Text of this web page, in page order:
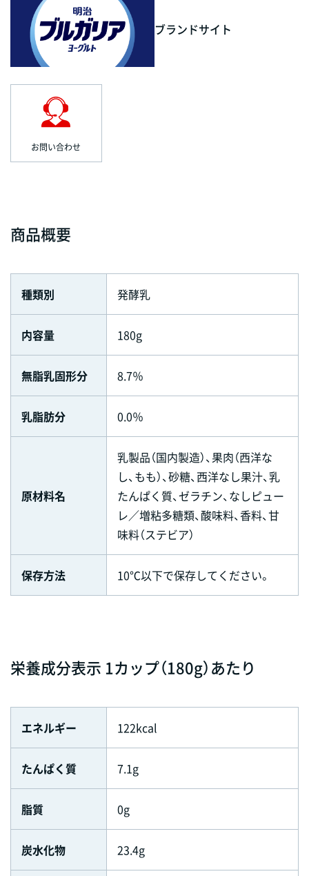
ブランドサイト
お問い合わせ
商品概要
種類別 発酵乳
内容量 180g
無脂乳固形分 8.7％
乳脂肪分 0.0％
原材料名
乳製品（国内製造）、果肉（西洋な
し、もも）、砂糖、西洋なし果汁、乳
たんぱく質、ゼラチン、なしピュー
レ／増粘多糖類、酸味料、香料、甘
味料（ステビア）
保存方法 10℃以下で保存してください。
栄養成分表示 1カップ（180g）あたり
エネルギー 122kcal
たんぱく質 7.1g
脂質 0g
炭水化物 23.4g